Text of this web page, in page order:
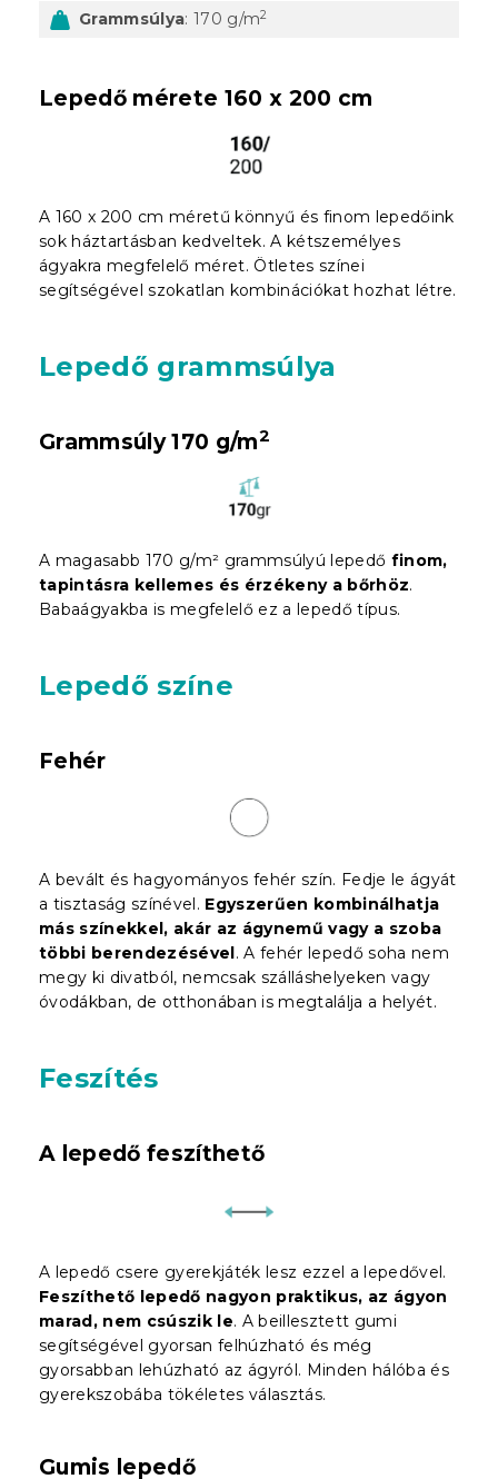
Grammsúlya: 170 g/m2
Lepedő mérete 160 x 200 cm
A 160 x 200 cm méretű könnyű és finom lepedőink
sok háztartásban kedveltek. A kétszemélyes
ágyakra megfelelő méret. Ötletes színei
segítségével szokatlan kombinációkat hozhat létre.
Lepedő grammsúlya
Grammsúly 170 g/m2
A magasabb 170 g/m² grammsúlyú lepedő finom,
tapintásra kellemes és érzékeny a bőrhöz.
Babaágyakba is megfelelő ez a lepedő típus.
Lepedő színe
Fehér
A bevált és hagyományos fehér szín. Fedje le ágyát
a tisztaság színével. Egyszerűen kombinálhatja
más színekkel, akár az ágynemű vagy a szoba
többi berendezésével. A fehér lepedő soha nem
megy ki divatból, nemcsak szálláshelyeken vagy
óvodákban, de otthonában is megtalálja a helyét.
Feszítés
A lepedő feszíthető
A lepedő csere gyerekjáték lesz ezzel a lepedővel.
Feszíthető lepedő nagyon praktikus, az ágyon
marad, nem csúszik le. A beillesztett gumi
segítségével gyorsan felhúzható és még
gyorsabban lehúzható az ágyról. Minden hálóba és
gyerekszobába tökéletes választás.
Gumis lepedő